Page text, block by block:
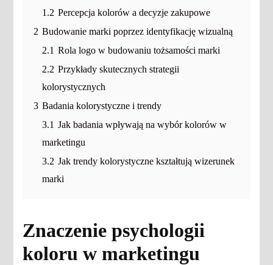
1.2 Percepcja kolorów a decyzje zakupowe
2 Budowanie marki poprzez identyfikację wizualną
2.1 Rola logo w budowaniu tożsamości marki
2.2 Przykłady skutecznych strategii
kolorystycznych
3 Badania kolorystyczne i trendy
3.1 Jak badania wpływają na wybór kolorów w
marketingu
3.2 Jak trendy kolorystyczne kształtują wizerunek
marki
Znaczenie psychologii
koloru w marketingu